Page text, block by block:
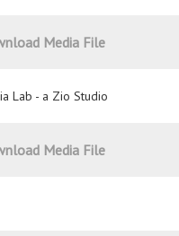
Media File
Lab - a Zio Studio
Media File